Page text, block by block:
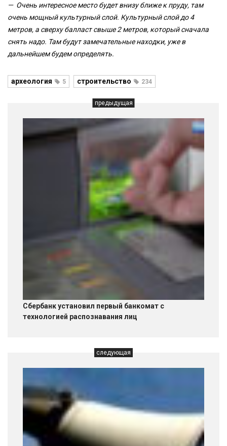
— Очень интересное место будет внизу ближе к пруду, там
очень мощный культурный слой. Культурный слой до 4
метров, а сверху балласт свыше 2 метров, который сначала
снять надо. Там будут замечательные находки, уже в
дальнейшем будем определять.
археология 5 строительство 234
предыдущая
Сбербанк установил первый банкомат с
технологией распознавания лиц
следующая